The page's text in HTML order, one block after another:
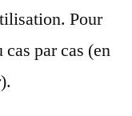
Pour
par cas (en